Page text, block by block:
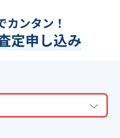
カンタン！
定申し込み